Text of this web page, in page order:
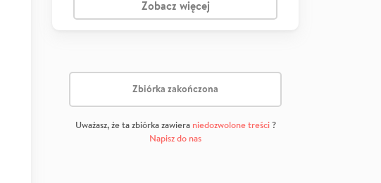
Zobacz więcej
Zbiórka zakończona
Uważasz, że ta zbiórka zawiera niedozwolone treści?
Napisz do nas